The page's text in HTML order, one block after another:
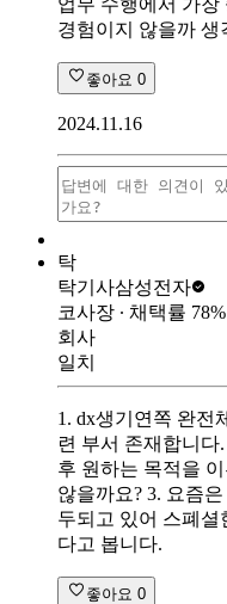
경험이지 않을까 생
좋아요 0
2024.11.16
탁
탁기사삼성전자
코사장 ∙ 채택률 78%
회사
일치
1. dx생기연쪽 완전
련 부서 존재합니다
후 원하는 목적을
않을까요? 3. 요즘
두되고 있어 스폐
다고 봅니다.
좋아요 0